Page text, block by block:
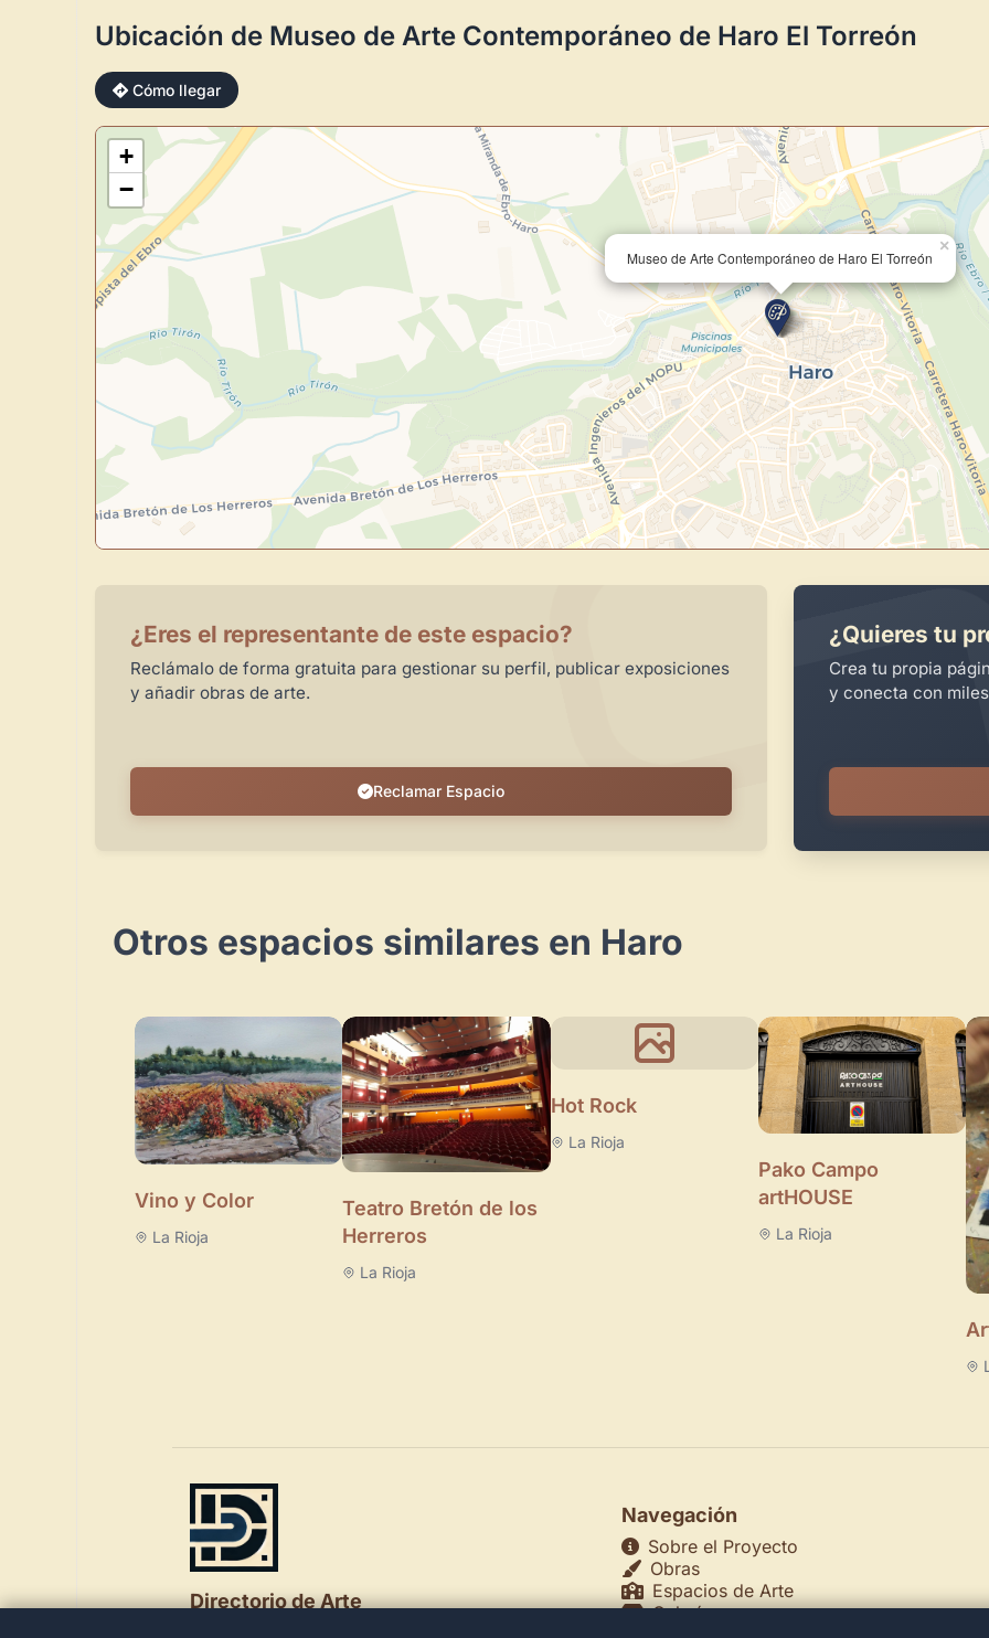
Ubicación de Museo de Arte Contemporáneo de Haro El Torreón
Cómo llegar
Museo de Arte Contemporáneo de Haro El Torreón
×
+
−
¿Eres el representante de este espacio?
Reclámalo de forma gratuita para gestionar su perfil, publicar exposiciones
y añadir obras de arte.
Reclamar Espacio
¿Quieres tu
Crea tu propia
y conecta con
Otros espacios similares en Haro
Vino y Color
La Rioja
Teatro Bretón de los
Herreros
La Rioja
Hot Rock
La Rioja
Pako Campo
artHOUSE
La Rioja
Directorio de Arte
Navegación
Sobre el Proyecto
Obras
Espacios de Arte
Galerías
Novedad: Tu Panel
centro de control para gestionar
Publica y gestiona tus obras
Administra tu Espacio de Arte
Recibe y responde mensajes
Sigue las visitas de tus obras
Crear cuenta y abrir mi Panel